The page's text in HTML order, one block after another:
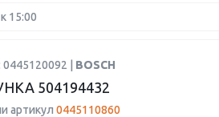
15:00
| BOSCH
504194432
артикул 0445110860